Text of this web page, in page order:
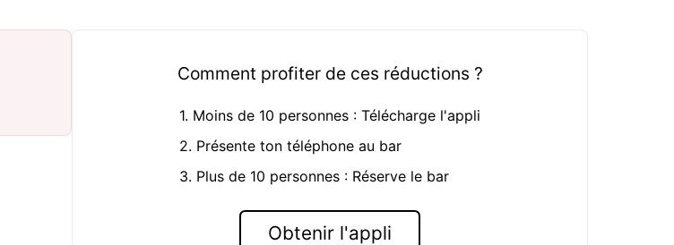
Comment profiter de ces réductions ?
1. Moins de 10 personnes : Télécharge l'appli
2. Présente ton téléphone au bar
3. Plus de 10 personnes : Réserve le bar
Obtenir l'appli